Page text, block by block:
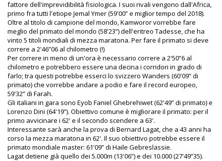
fattore dell'imprevidibilità fisiologica. I suoi rivali vengono dall'Africa,
primo fra tutti l'etiope Jemal Ymer (59'00” e miglior tempo del 2018).
Oltre al titolo di campione del mondo, Kamworor vorrebbe fare
meglio del primato del mondo (58'23”) dell'eritreo Tadesse, che ha
vinto 5 titoli mondiali di mezza maratona. Per fare il primato si deve
correre a 2'46”06 al chilometro (!)
Per correre in meno di un'ora è necessario correre a 2'50”6 al
chilometro e potrebbero essere una decina i corridori in grado di
farlo; tra questi potrebbe esserci lo svizzero Wanders (60'09” di
primato) che vorrebbe andare a podio e fare il record europeo,
59'32” di Farah.
Gli italiani in gara sono Eyob Faniel Ghebrehiwet (62'49” di primato) e
Lorenzo Dini (64'19”). Obiettivo comune è migliorare il primato: per il
primo avvicinare i 62' e il secondo scendere a 63'.
Interessante sarà anche la prova di Bernard Lagat, che a 43 anni ha
corso la mezza maratona in 62'. Il suo obiettivo potrebbe essere il
primato mondiale master: 61'09” di Haile Gebreslassie.
Lagat detiene già quello dei 5.000m (13'06”) e dei 10.000 (27'49”35).